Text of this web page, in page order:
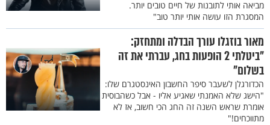
מביאה אותי לתובנות של חיים טובים יותר.
המסגרת הזו עושה אותי יותר טוב"
מאור בוזגלו עורך הבדלה ומתחזק:
"ביטלתי 2 הופעות בחג, עברתי את זה
בשלום"
הכדורגלן לשעבר סיפר החשבון האינסטגרם שלו:
"הישג שלא האמנתי שאגיע אליו - אבל כשהבוסית
אומרת שראש השנה זה החג הכי חשוב, אז לא
מתווכחים!"